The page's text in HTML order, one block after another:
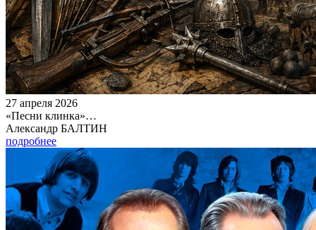
27 апреля 2026
«Песни клинка»…
Александр БАЛТИН
подробнее